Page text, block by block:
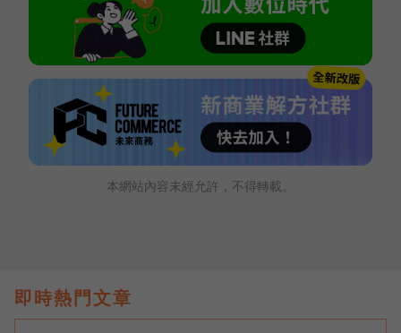
本網站內容未經允許，不得轉載。
即時熱門文章